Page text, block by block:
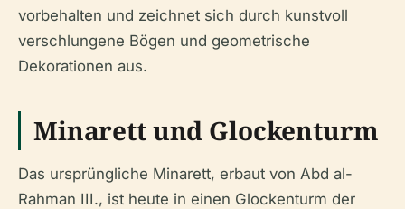
vorbehalten und zeichnet sich durch kunstvoll
verschlungene Bögen und geometrische
Dekorationen aus.
Minarett und Glockenturm
Das ursprüngliche Minarett, erbaut von Abd al-
Rahman III., ist heute in einen Glockenturm der